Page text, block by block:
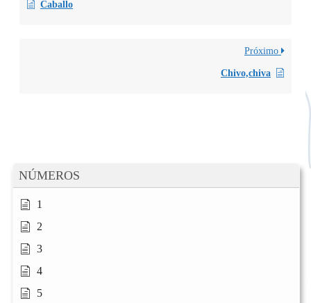
NÚMEROS
1
2
3
4
5
Caballo
Próximo
Chivo,chiva